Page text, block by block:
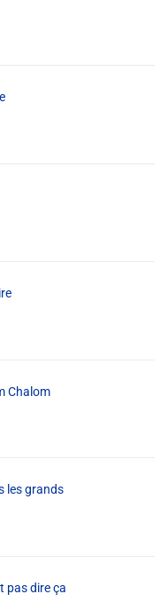
Chalom
les grands
pas dire ça